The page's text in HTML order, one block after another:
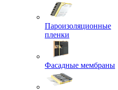
Пароизоляционные
пленки
Фасадные мембраны